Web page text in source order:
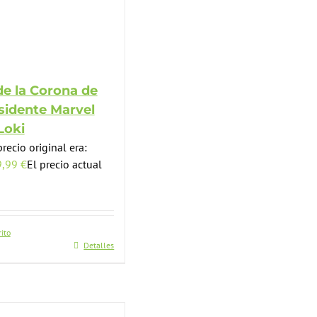
la Corona de
Marvel
original era:
€El precio actual
Detalles